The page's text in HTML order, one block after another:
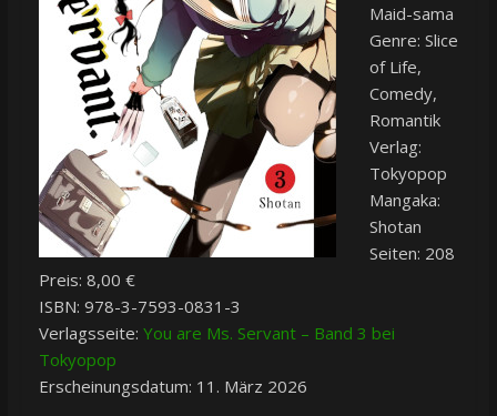
Maid-sama
Genre: Slice
of Life,
Comedy,
Romantik
Verlag:
Tokyopop
Mangaka:
Shotan
Seiten: 208
Preis: 8,00 €
ISBN: 978-3-7593-0831-3
Verlagsseite: You are Ms. Servant – Band 3 bei
Tokyopop
Erscheinungsdatum: 11. März 2026